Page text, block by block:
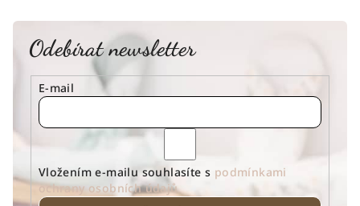
Odebírat newsletter
E-mail
Vložením e-mailu souhlasíte s podmínkami
ochrany osobních údajů